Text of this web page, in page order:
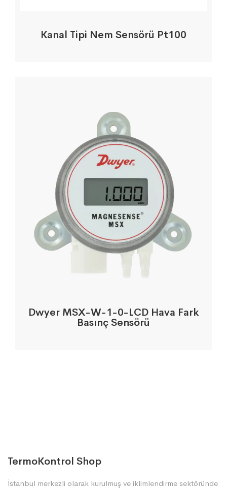
Kanal Tipi Nem Sensörü Pt100
Dwyer MSX-W-1-0-LCD Hava Fark
Basınç Sensörü
TermoKontrol Shop
İstanbul merkezli olarak kurulmuş ve iklimlendirme sektöründe